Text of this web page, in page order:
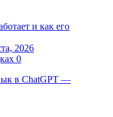
и как его
2026
0